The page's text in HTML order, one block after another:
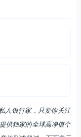
人银行家，只要你关注
供独家的全球高净值个